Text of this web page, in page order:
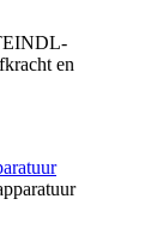
en